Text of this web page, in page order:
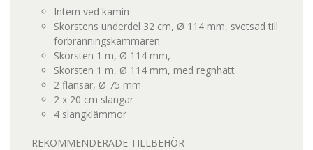
Intern ved kamin
Skorstens underdel 32 cm, Ø 114 mm, svetsad till
förbränningskammaren
Skorsten 1 m, Ø 114 mm,
Skorsten 1 m, Ø 114 mm, med regnhatt
2 flänsar, Ø 75 mm
2 x 20 cm slangar
4 slangklämmor
REKOMMENDERADE TILLBEHÖR